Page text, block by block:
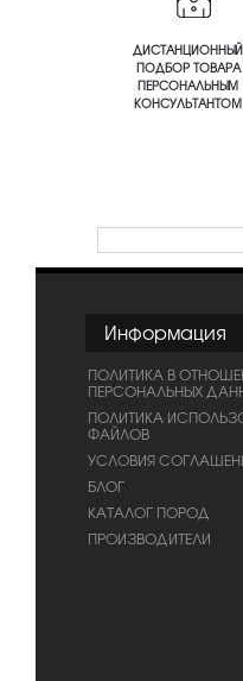
ДИСТАНЦИОННЫЙ
ПОДБОР ТОВАРА
ПЕРСОНАЛЬНЫМ
КОНСУЛЬТАНТОМ
Информация
ПОЛИТИКА В
ПЕРСОНАЛЬНЫХ
ПОЛИТИКА
ФАЙЛОВ
УСЛОВИЯ
БЛОГ
КАТАЛОГ ПОРОД
ПРОИЗВОДИТЕЛИ